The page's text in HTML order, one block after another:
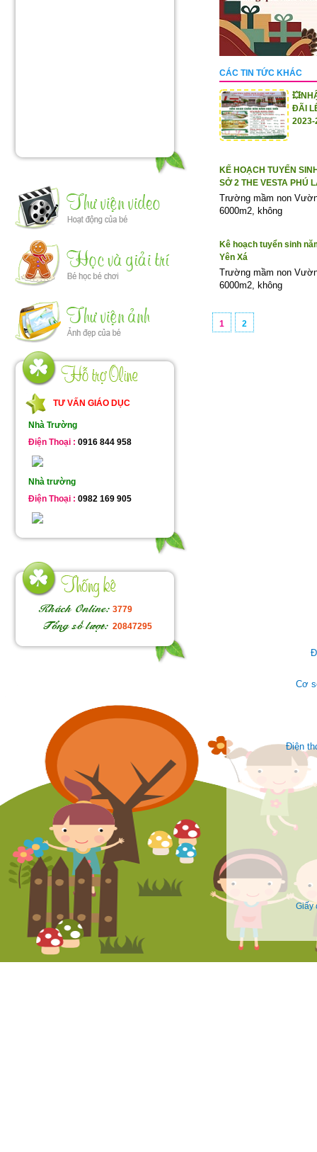
TƯ VẤN GIÁO DỤC
Nhà Trường
Điện Thoại : 0916 844 958
Nhà trường
Điện Thoại : 0982 169 905
3779
20847295
CÁC TIN TỨC KHÁC
ĐÃI
2023-
KẾ HOẠCH TUYỂN
SỞ 2 THE VESTA PHÚ
Trường mầm non
6000m2, không
Kê hoạch tuyển sinh
Yên Xá
Trường mầm non
6000m2, không
1 2
Cơ
Điện
Giấy